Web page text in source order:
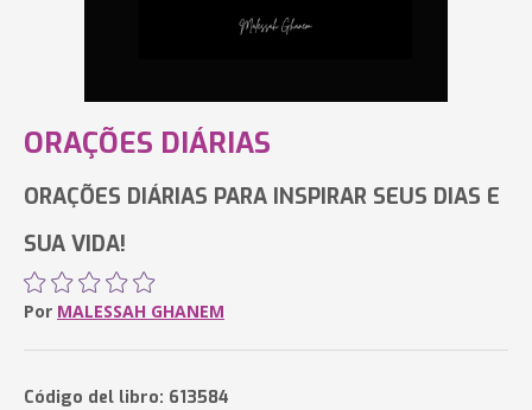
ORAÇÕES DIÁRIAS
ORAÇÕES DIÁRIAS PARA INSPIRAR SEUS DIAS E
SUA VIDA!
Por MALESSAH GHANEM
Código del libro: 613584